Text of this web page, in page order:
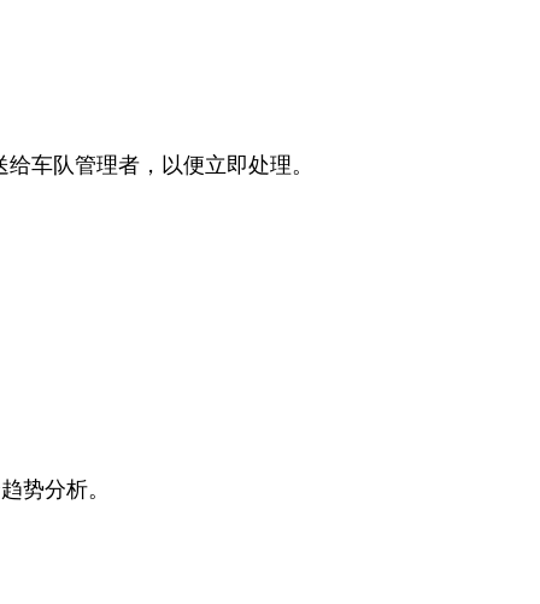
车队管理者，以便立即处理。
势分析。